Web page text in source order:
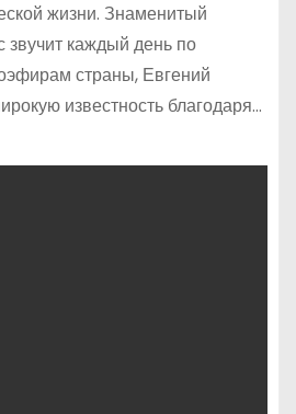
жизни. Знаменитый
звучит каждый день по
страны, Евгений
известность благодаря…